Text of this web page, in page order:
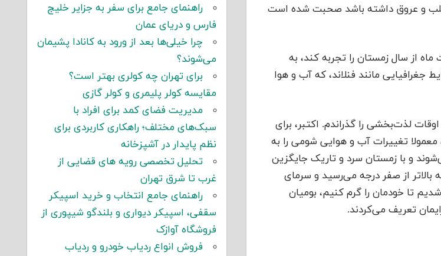
قلب و عروق داشته باشد صحبت شده است
از سال زمستان را تجربه کند، به
جغرافیایی مانند فنلاند، که آب و هوا
لذت‌بخشی را گذراندم. اکتبر، برای
معمولا تغییرات آب و هوایی شومی را به
و با زمستان سرد و تاریک جایگزین
بالاتر از صفر درجه می‌رسید و سرمای
تا خودمان را گرم کنیم، بومیان
تعریف می‌کردند.
راهنمای جامع برای سفر به جزایر خلیج
فارس و دریای عمان
چرا خیلی‌ها بعد از ورود به کانادا پشیمان
می‌شوند؟
برای تهران چه کولری بهتر است؟
مقایسه کولر پلیمری و کولر گازی
مدیریت فضای کمد برای افراد با
سبک‌های مختلف؛ راهکاری کاربردی برای
نظم پایدار در آشپزخانه
تحلیل تخصصی رویه های قضایی از
غرب تا شرق تهران
راهنمای جامع انتخاب و خرید اسپیکر
سقفی، اسپیکر دیواری و بلندگو شیپوری از
فروشگاه آوازک
فروش انواع ردیاب خودرو و ردیاب